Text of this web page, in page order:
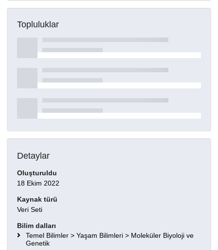
Topluluklar
Detaylar
Oluşturuldu
18 Ekim 2022
Kaynak türü
Veri Seti
Bilim dalları
Temel Bilimler > Yaşam Bilimleri > Moleküler Biyoloji ve
Genetik